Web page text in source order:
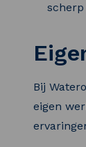
Bij
eigen